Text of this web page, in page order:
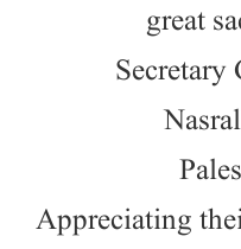
great
Secretary
Appreciating